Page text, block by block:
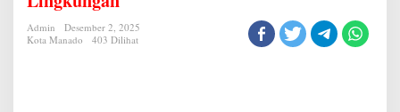
Admin
Desember 2, 2025
Kota Manado
403 Dilihat